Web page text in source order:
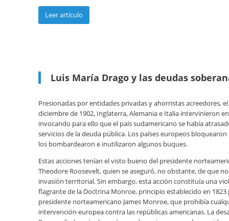
Leer artículo
Luis María Drago y las deudas
Presionadas por entidades privadas y ahorristas acreedores,
diciembre de 1902, Inglaterra, Alemania e Italia intervinieron
invocando para ello que el país sudamericano se había
servicios de la deuda pública. Los países europeos
los bombardearon e inutilizaron algunos buques.
Estas acciones tenían el visto bueno del presidente
Theodore Roosevelt, quien se aseguró, no obstante, de que
invasión territorial. Sin embargo, esta acción constituía una
flagrante de la Doctrina Monroe, principio establecido en 1823
presidente norteamericano James Monroe, que prohibía
intervención europea contra las repúblicas americanas. La